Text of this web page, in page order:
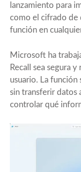
lanzamiento para
como el cifrado de
función en
Microsoft ha
Recall sea segura
usuario. La función
sin transferir datos
controlar qué